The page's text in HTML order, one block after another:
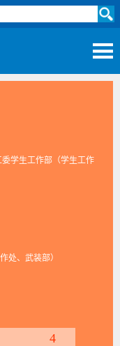
学生工作部（学生工作
处、武装部）
4